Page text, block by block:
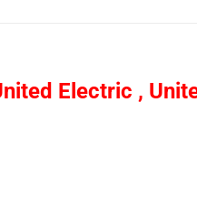
Electric ,